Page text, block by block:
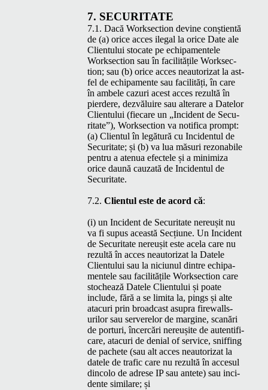
7. SECU­RI­TATE
7.1. Dacă Work­sec­tion devine conș­tien­tă
de (a) orice acces ile­gal la orice Date ale
Clien­tu­lui sto­cate pe echipa­mentele
Work­sec­tion sau în facil­itățile Work­sec­
tion; sau (b) orice acces neau­tor­izat la ast­
fel de echipa­mente sau facil­ități, în care
în ambele cazuri acest acces rezultă în
pierdere, dezvăluire sau alter­are a Datelor
Clien­tu­lui (fiecare un „Inci­dent de Secu­
ri­tate”), Work­sec­tion va noti­fi­ca prompt:
(a) Clien­tul în legă­tură cu Inci­den­tul de
Secu­ri­tate; și (b) va lua măsuri rezon­abile
pen­tru a aten­ua efectele și a min­i­miza
orice daună cauza­tă de Inci­den­tul de
Securitate.
7.2. Clien­tul este de acord că:
(i) un Inci­dent de Secu­ri­tate nereușit nu
va fi supus această Secți­une. Un Inci­dent
de Secu­ri­tate nereușit este acela care nu
rezultă în acces neau­tor­izat la Datele
Clien­tu­lui sau la nici­unul din­tre echipa­
mentele sau facil­itățile Work­sec­tion care
stochează Datele Clien­tu­lui și poate
include, fără a se limi­ta la, pings și alte
atacuri prin broad­cast asupra fire­walls-
urilor sau serverelor de mar­gine, scanări
de por­turi, încer­cări nereușite de aut­en­tifi­
care, atacuri de denial of ser­vice, sniff­ing
de pachete (sau alt acces neau­tor­izat la
datele de traf­ic care nu rezultă în acce­sul
din­co­lo de adrese IPsau antete) sau inci­
dente sim­i­lare; și